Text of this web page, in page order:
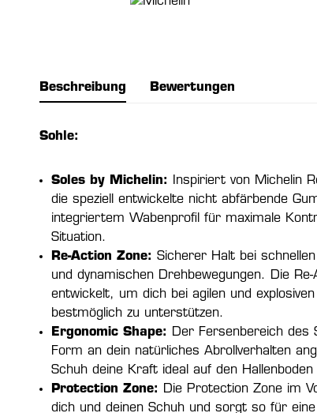
Beschreibung Bewertungen
Sohle:
Soles by Michelin: Inspiriert von Michelin
die speziell entwickelte nicht abfärbende
integriertem Wabenprofil für maximale
Situation.
Re-Action Zone: Sicherer Halt bei
und dynamischen Drehbewegungen. Die
entwickelt, um dich bei agilen und
bestmöglich zu unterstützen.
Ergonomic Shape: Der Fersenbereich des
Form an dein natürliches Abrollverhalten
Schuh deine Kraft ideal auf den
Protection Zone: Die Protection Zone im
dich und deinen Schuh und sorgt so für